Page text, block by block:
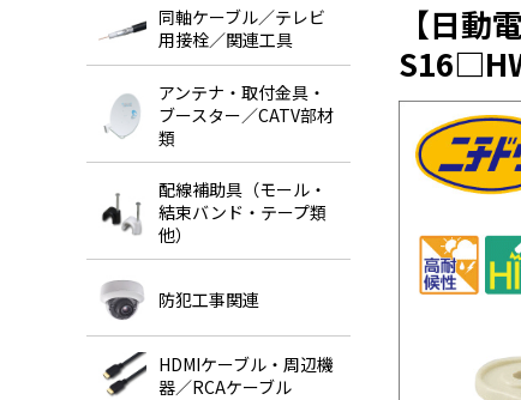
同軸ケーブル／テレビ
用接栓／関連工具
アンテナ・取付金具・
ブースター／CATV部材
類
配線補助具（モール・
結束バンド・テープ類
他）
防犯工事関連
HDMIケーブル・周辺機
器／RCAケーブル
【日動